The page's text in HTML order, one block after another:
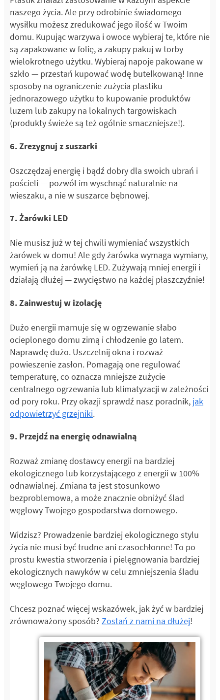
naszego życia. Ale przy odrobinie świadomego
wysiłku możesz zredukować jego ilość w Twoim
domu. Kupując warzywa i owoce wybieraj te, które nie
są zapakowane w folię, a zakupy pakuj w torby
wielokrotnego użytku. Wybieraj napoje pakowane w
szkło — przestań kupować wodę butelkowaną! Inne
sposoby na ograniczenie zużycia plastiku
jednorazowego użytku to kupowanie produktów
luzem lub zakupy na lokalnych targowiskach
(produkty świeże są też ogólnie smaczniejsze!).
6. Zrezygnuj z suszarki
Oszczędzaj energię i bądź dobry dla swoich ubrań i
pościeli — pozwól im wyschnąć naturalnie na
wieszaku, a nie w suszarce bębnowej.
7. Żarówki LED
Nie musisz już w tej chwili wymieniać wszystkich
żarówek w domu! Ale gdy żarówka wymaga wymiany,
wymień ją na żarówkę LED. Zużywają mniej energii i
działają dłużej — zwycięstwo na każdej płaszczyźnie!
8. Zainwestuj w izolację
Dużo energii marnuje się w ogrzewanie słabo
ocieplonego domu zimą i chłodzenie go latem.
Naprawdę dużo. Uszczelnij okna i rozważ
powieszenie zasłon. Pomagają one regulować
temperaturę, co oznacza mniejsze zużycie
centralnego ogrzewania lub klimatyzacji w zależności
od pory roku. Przy okazji sprawdź nasz poradnik, jak
odpowietrzyć grzejniki.
9. Przejdź na energię odnawialną
Rozważ zmianę dostawcy energii na bardziej
ekologicznego lub korzystającego z energii w 100%
odnawialnej. Zmiana ta jest stosunkowo
bezproblemowa, a może znacznie obniżyć ślad
węglowy Twojego gospodarstwa domowego.
Widzisz? Prowadzenie bardziej ekologicznego stylu
życia nie musi być trudne ani czasochłonne! To po
prostu kwestia stworzenia i pielęgnowania bardziej
ekologicznych nawyków w celu zmniejszenia śladu
węglowego Twojego domu.
Chcesz poznać więcej wskazówek, jak żyć w bardziej
zrównoważony sposób? Zostań z nami na dłużej!